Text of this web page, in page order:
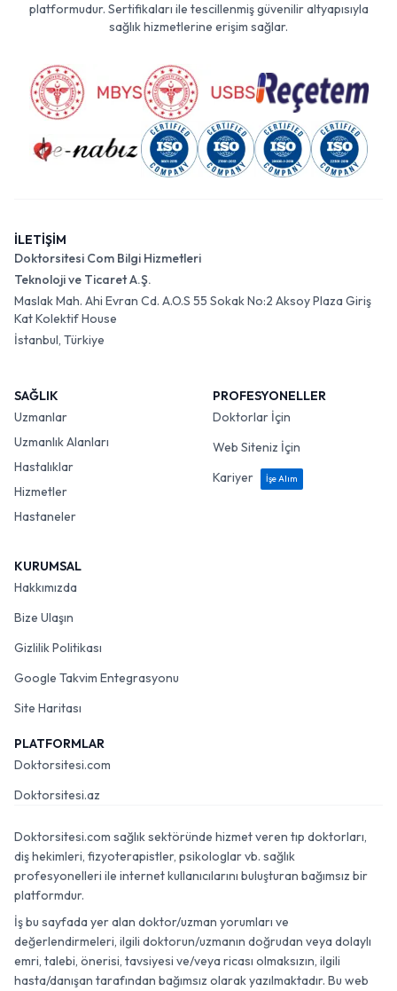
platformudur. Sertifikaları ile tescillenmiş güvenilir altyapısıyla
sağlık hizmetlerine erişim sağlar.
İLETİŞİM
Doktorsitesi Com Bilgi Hizmetleri
Teknoloji ve Ticaret A.Ş.
Maslak Mah. Ahi Evran Cd. A.O.S 55 Sokak No:2 Aksoy Plaza Giriş
Kat Kolektif House
İstanbul, Türkiye
SAĞLIK
Uzmanlar
Uzmanlık Alanları
Hastalıklar
Hizmetler
Hastaneler
PROFESYONELLER
Doktorlar İçin
Web Siteniz İçin
Kariyer
İşe Alım
KURUMSAL
Hakkımızda
Bize Ulaşın
Gizlilik Politikası
Google Takvim Entegrasyonu
Site Haritası
PLATFORMLAR
Doktorsitesi.com
Doktorsitesi.az
Doktorsitesi.com sağlık sektöründe hizmet veren tıp doktorları,
diş hekimleri, fizyoterapistler, psikologlar vb. sağlık
profesyonelleri ile internet kullanıcılarını buluşturan bağımsız bir
platformdur.
İş bu sayfada yer alan doktor/uzman yorumları ve
değerlendirmeleri, ilgili doktorun/uzmanın doğrudan veya dolaylı
emri, talebi, önerisi, tavsiyesi ve/veya ricası olmaksızın, ilgili
hasta/danışan tarafından bağımsız olarak yazılmaktadır. Bu web